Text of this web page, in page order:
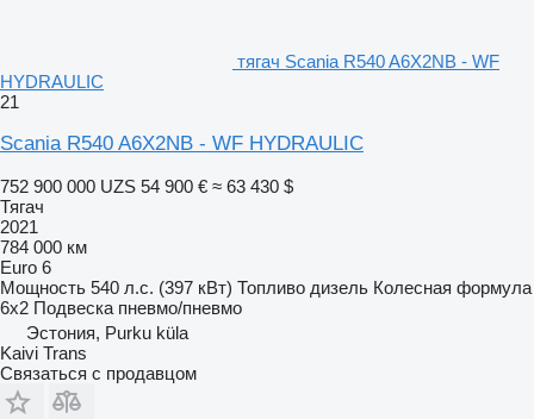
тягач Scania R540 A6X2NB - WF
HYDRAULIC
21
Scania R540 A6X2NB - WF HYDRAULIC
752 900 000 UZS 54 900 € ≈ 63 430 $
Тягач
2021
784 000 км
Euro 6
Мощность 540 л.с. (397 кВт) Топливо дизель Колесная формула
6x2 Подвеска пневмо/пневмо
Эстония, Purku küla
Kaivi Trans
Связаться с продавцом